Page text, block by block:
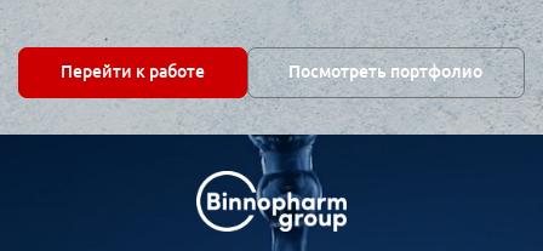
Перейти к работе Посмотреть портфолио